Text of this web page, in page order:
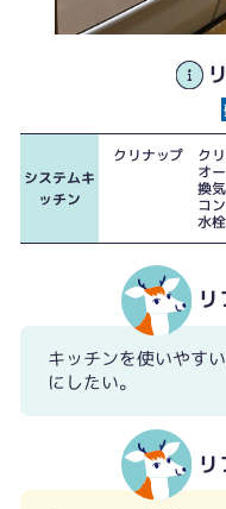
システムキ
ッチン
クリナップ クリ
オート
換気扇：洗
コンロ：
水栓金具
キッチンを使いやす
にしたい。